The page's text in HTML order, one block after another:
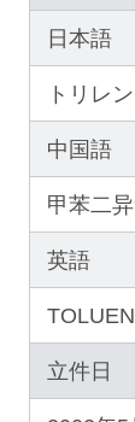
日本語
トリレ
中国語
甲苯二
英語
立件日